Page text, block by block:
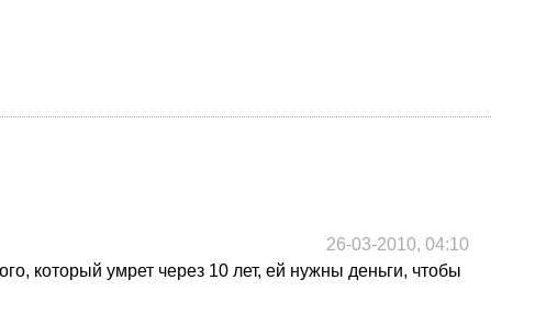
26-03-2010, 04:10
который умрет через 10 лет, ей нужны деньги, чтобы